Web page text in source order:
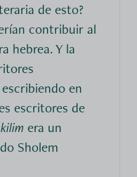
de esto?
contribuir al
hebrea. Y la
en
escritores de
era un
Sholem